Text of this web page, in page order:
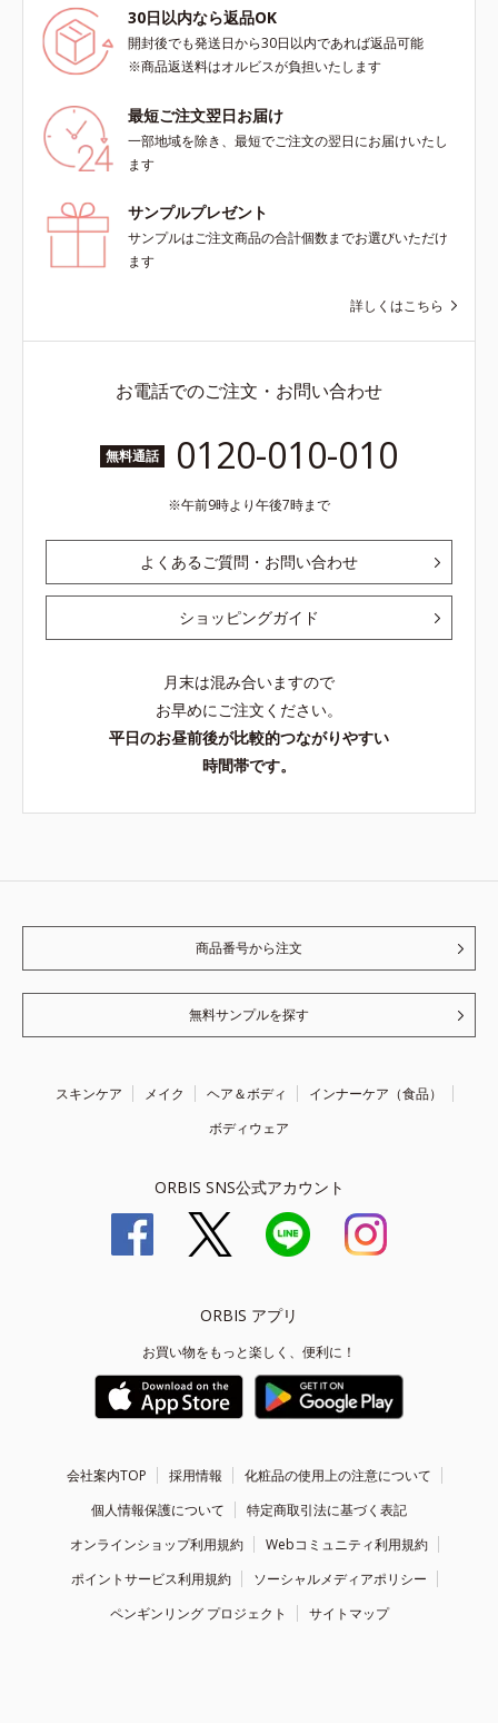
30日以内なら返品OK
開封後でも発送日から30日以内であれば返品可能
※商品返送料はオルビスが負担いたします
最短ご注文翌日お届け
一部地域を除き、最短でご注文の翌日にお届けいたし
ます
サンプルプレゼント
サンプルはご注文商品の合計個数までお選びいただけ
ます
詳しくはこちら
お電話でのご注文・お問い合わせ
無料通話 0120-010-010
午前9時より午後7時まで
よくあるご質問・お問い合わせ
ショッピングガイド
月末は混み合いますので
お早めにご注文ください。
平日のお昼前後が比較的つながりやすい
時間帯です。
商品番号から注文
無料サンプルを探す
スキンケア メイク ヘア＆ボディ
インナーケア（食品）
ボディウェア
ORBIS SNS公式アカウント
ORBIS アプリ
お買い物をもっと楽しく、便利に！
会社案内TOP 採用情報
化粧品の使用上の注意について
個人情報保護について
特定商取引法に基づく表記
オンラインショップ利用規約
Webコミュニティ利用規約
ポイントサービス利用規約
ソーシャルメディアポリシー
ペンギンリング プロジェクト
サイトマップ